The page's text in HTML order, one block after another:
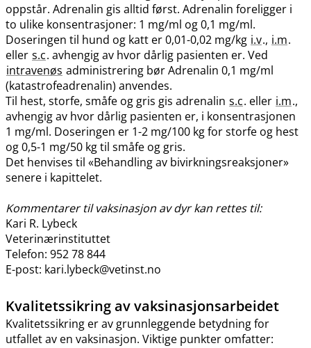
oppstår. Adrenalin gis alltid først. Adrenalin foreligger i
to ulike konsentrasjoner: 1 mg/ml og 0,1 mg​/​ml.
Doseringen til hund og katt er 0,01-0,02 mg/kg i.v., i.m.
eller s.c. avhengig av hvor dårlig pasienten er. Ved
intravenøs administrering bør Adrenalin 0,1 mg/ml
(katastrofeadrenalin) anvendes.
Til hest, storfe, småfe og gris gis adrenalin s.c. eller i.m.,
avhengig av hvor dårlig pasienten er, i konsentrasjonen
1 mg​/​ml. Doseringen er 1-2 mg/100 kg for storfe og hest
og 0,5-1 mg/50 kg til småfe og gris.
Det henvises til «Behandling av bivirkningsreaksjoner»
senere i kapittelet.
Kommentarer til vaksinasjon av dyr kan rettes til:
Kari R. Lybeck
Veterinærinstituttet
Telefon: 952 78 844
E-post: kari.lybeck@vetinst.no
Kvalitetssikring av vaksinasjonsarbeidet
Kvalitetssikring er av grunnleggende betydning for
utfallet av en vaksinasjon. Viktige punkter omfatter: